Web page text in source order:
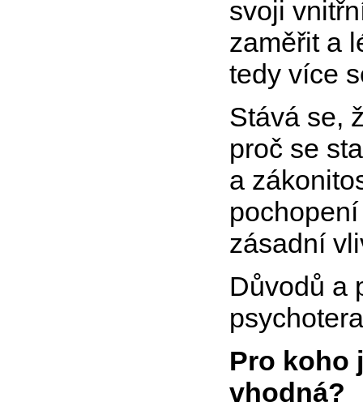
svoji
zaměřit a
tedy více
Stává se,
proč se
a
zásadní
Důvodů a
Pro koho
vhodná?